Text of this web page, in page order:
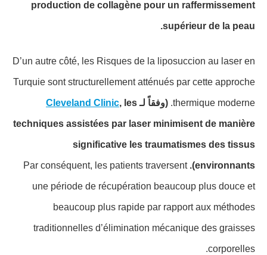
production de collagène pour un raffermissement
supérieur de la peau.
D’un autre côté, les Risques de la liposuccion au laser en
Turquie sont structurellement atténués par cette approche
thermique moderne. (وفقاً لـ Cleveland Clinic, les
techniques assistées par laser minimisent de manière
significative les traumatismes des tissus
environnants).
Par conséquent, les patients traversent
une période de récupération beaucoup plus douce et
beaucoup plus rapide par rapport aux méthodes
traditionnelles d’élimination mécanique des graisses
corporelles.